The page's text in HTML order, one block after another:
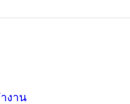
งาน